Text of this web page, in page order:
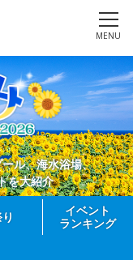
MENU
ル、海水浴場、
を大紹介
イベント
ランキング